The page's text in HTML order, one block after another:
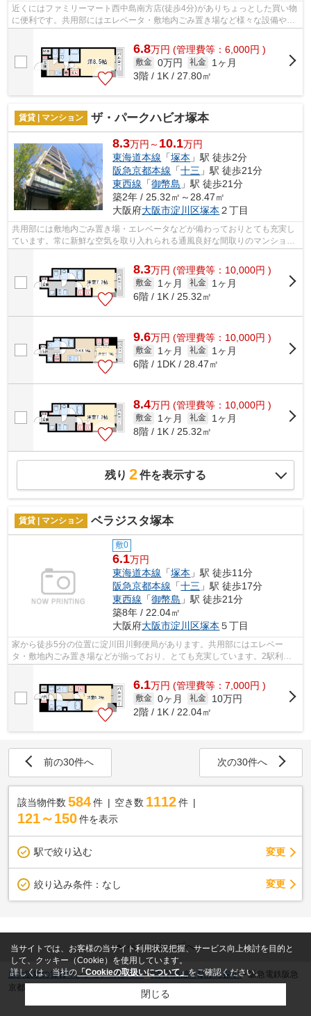
近くにはファミリーマート西中島南方店(徒歩4分)がありちょっとした買い物
に便利です。共用部にはエレベータ・敷地内ごみ置き場など様々な設備やサ
6.8万円 (管理費等：6,000円 )
敷金 0万円 礼金
1ヶ月
3階 / 1K / 27.80㎡
賃貸 | マンション ザ・パークハビオ塚本
8.3万円～ 10.1万円
東海道本線 「塚本 」駅 徒歩2分
阪急京都本線 「十三 」駅 徒歩21分
東西線 「御幣島 」駅 徒歩21分
築2年 / 25.32㎡～28.47㎡
大阪府大阪市淀川区塚本 ２丁目
共用部には敷地内ごみ置き場・エレベータなどが備わっておりとても充実し
ています。常に新鮮な空気を取り入れられる通風良好な間取りのマンショ
8.3万円 (管理費等：10,000円 )
敷金 1ヶ月 礼金
1ヶ月
6階 / 1K / 25.32㎡
9.6万円 (管理費等：10,000円 )
敷金 1ヶ月 礼金
1ヶ月
6階 / 1DK / 28.47㎡
8.4万円 (管理費等：10,000円 )
敷金 1ヶ月 礼金
1ヶ月
8階 / 1K / 25.32㎡
残り 2件を表示する
賃貸 | マンション ベラジスタ塚本
敷0
6.1万円
東海道本線 「塚本 」駅 徒歩11分
阪急京都本線 「十三 」駅 徒歩17分
東西線 「御幣島 」駅 徒歩21分
築8年 / 22.04㎡
大阪府大阪市淀川区塚本 ５丁目
家から徒歩5分の位置に淀川田川郵便局があります。共用部にはエレベー
タ・敷地内ごみ置き場などが揃っており、とても充実しています。2駅利用
6.1万円 (管理費等：7,000円 )
敷金 0ヶ月 礼金
10万円
2階 / 1K / 22.04㎡
前の30件へ 次の30件へ
該当物件数 584件 空き数 1112 件
121～150件を表示
駅で絞り込む 変更
絞り込み条件： なし 変更
ページトップへ
新大阪駅の賃貸マンション情報TOP > (賃貸)路線・駅から探す > 阪急電鉄阪急
京都本線の賃貸物件
当サイトでは、お客様の当サイト利用状況把握、サービス向上検討を目的と
して、クッキー（Cookie）を使用しています。
詳しくは、当社の「Cookieの取扱いについて」をご確認ください。
閉じる